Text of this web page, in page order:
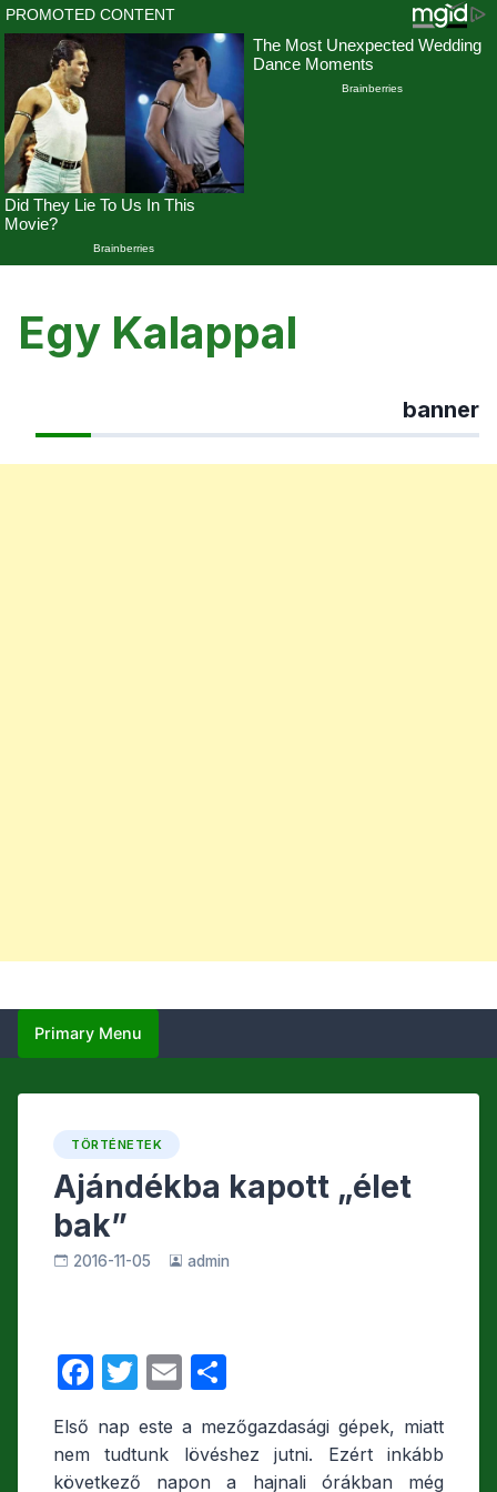
content
Egy Kalappal
banner
Primary Menu
TÖRTÉNETEK
Ajándékba kapott „élet
bak”
2016-11-05 admin
F
c
e
T
itt
er
E
ail
s
s
z
Első nap este a mezőgazdasági gépek, miatt
nem tudtunk lövéshez jutni. Ezért inkább
következő napon a hajnali órákban még